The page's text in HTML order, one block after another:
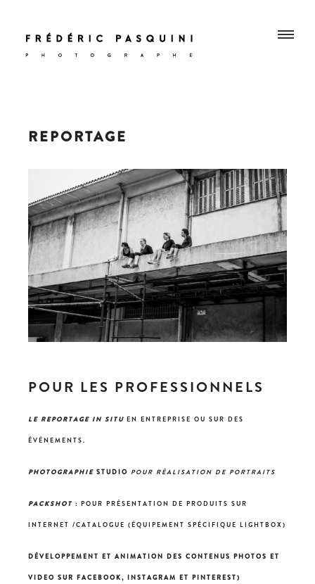
REPORTAGE
POUR LES PROFESSIONNELS
LE REPORTAGE IN SITU EN ENTREPRISE OU SUR DES
ÉVÉNEMENTS.
PHOTOGRAPHIE STUDIO POUR RÉALISATION DE PORTRAITS
PACKSHOT : POUR PRÉSENTATION DE PRODUITS SUR
INTERNET /CATALOGUE (ÉQUIPEMENT SPÉCIFIQUE LIGHTBOX)
DÉVELOPPEMENT ET ANIMATION DES CONTENUS PHOTOS ET
VIDEO SUR FACEBOOK, INSTAGRAM ET PINTEREST)